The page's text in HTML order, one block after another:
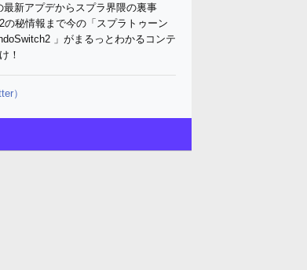
最新アプデからスプラ界隈の裏事
の秘情報まで今の「スプラトゥーン
」がまるっとわかるコンテ
！
）